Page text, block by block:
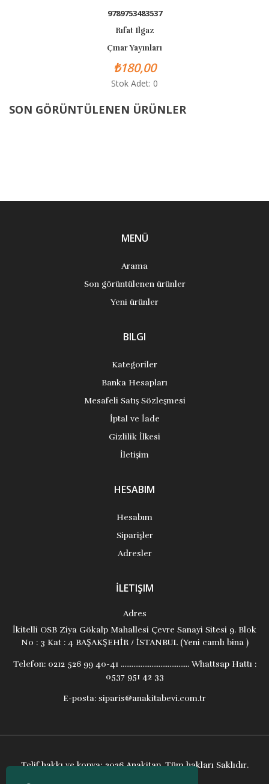
9789753483537
Rıfat Ilgaz
Çınar Yayınları
₺180,00
Stok Adet: 0
SON GÖRÜNTÜLENEN ÜRÜNLER
MENÜ
Arama
Son görüntülenen ürünler
Yeni ürünler
BILGI
Kategoriler
Banka Hesapları
Mesafeli Satış Sözleşmesi
İptal ve İade
Gizlilik İlkesi
İletişim
HESABIM
Hesabım
Siparişler
Adresler
İLETIŞIM
Adres
İkitelli OSB Ziya Gökalp Mahallesi Çevre Sanayi Sitesi 9. Blok
No : 3 Kat : 4 BAŞAKŞEHİR / İSTANBUL (Yeni camlı bina )
Telefon:0212 526 99 40-41 ...................................... Whattsap Hattı :
0537 951 42 33
E-posta: siparis@anakitabevi.com.tr
Telif hakkı ve kopya; 2026 Anakitap. Tüm hakları Saklıdır.